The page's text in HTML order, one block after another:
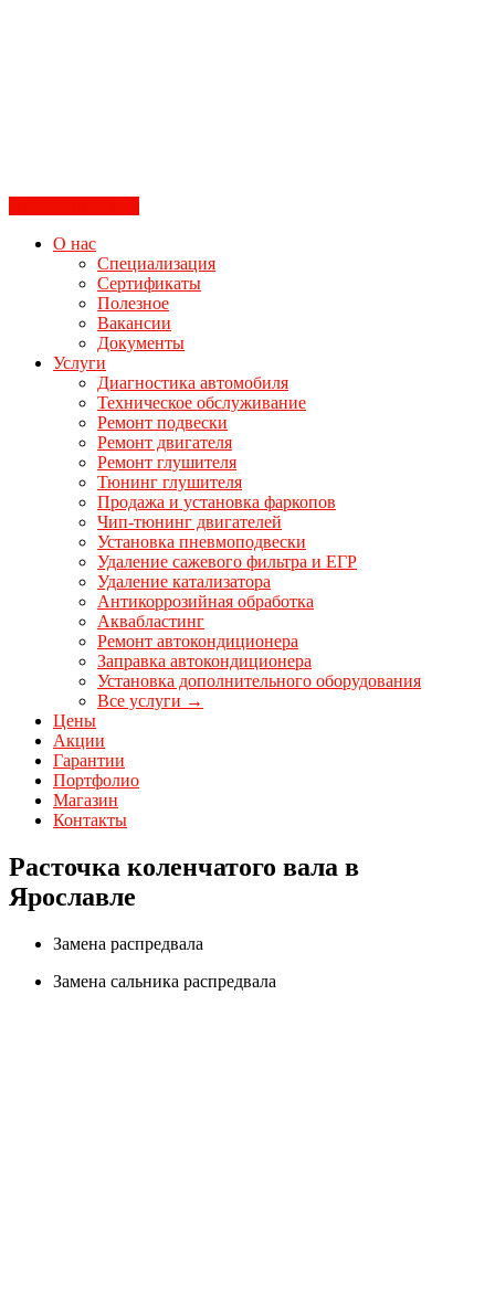
О нас
Специализация
Сертификаты
Полезное
Вакансии
Документы
Услуги
Диагностика автомобиля
Техническое обслуживание
Ремонт подвески
Ремонт двигателя
Ремонт глушителя
Тюнинг глушителя
Продажа и установка фаркопов
Чип-тюнинг двигателей
Установка пневмоподвески
Удаление сажевого фильтра и ЕГР
Удаление катализатора
Антикоррозийная обработка
Аквабластинг
Ремонт автокондиционера
Заправка автокондиционера
Установка дополнительного оборудования
Все услуги →
Цены
Акции
Гарантии
Портфолио
Магазин
Контакты
Расточка коленчатого вала в
Ярославле
Замена распредвала
Замена сальника распредвала